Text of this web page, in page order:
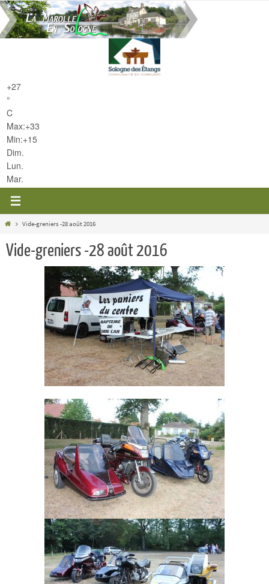
Passer
vers
le
+27
°
C
Max:+33
Min:+15
Dim.
Lun.
Mar.
HomeVide-greniers -28 août 2016
Vide-greniers -28 août 2016